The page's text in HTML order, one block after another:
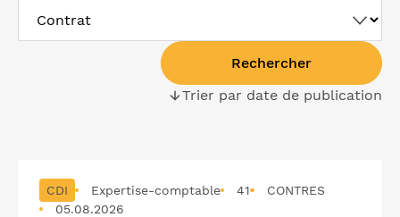
Contrat
Rechercher
Trier par date de publication
(Du
plus
offres
d'emploi
CDI Expertise-comptable 41
CONTRES
05.08.2026